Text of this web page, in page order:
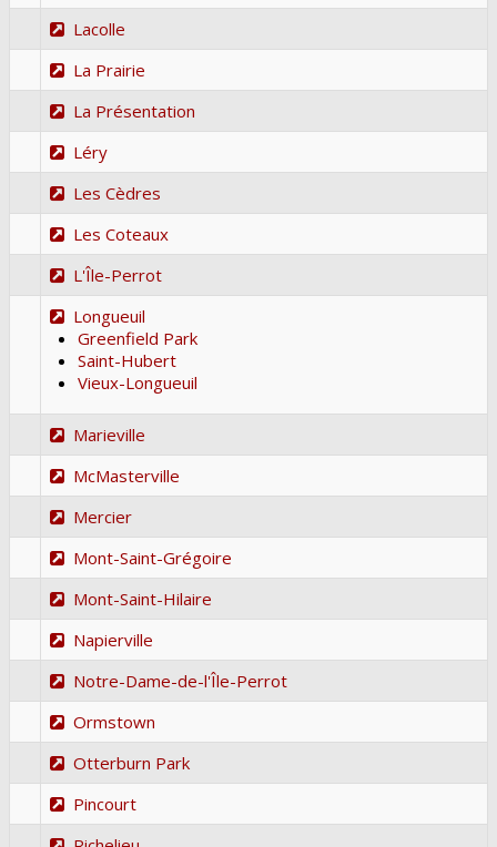
Lacolle
La Prairie
La Présentation
Léry
Les Cèdres
Les Coteaux
L'Île-Perrot
Longueuil
Greenfield Park
Saint-Hubert
Vieux-Longueuil
Marieville
McMasterville
Mercier
Mont-Saint-Grégoire
Mont-Saint-Hilaire
Napierville
Notre-Dame-de-l'Île-Perrot
Ormstown
Otterburn Park
Pincourt